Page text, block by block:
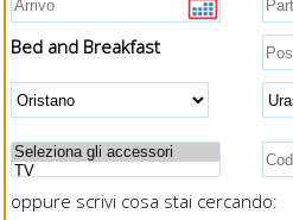
Bed and Breakfast
oppure scrivi cosa stai cercando: